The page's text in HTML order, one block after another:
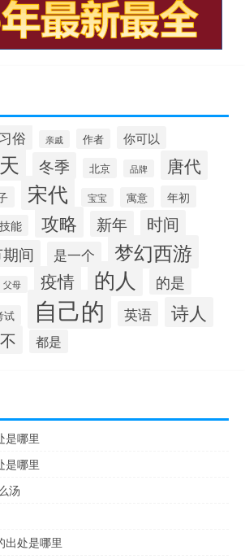
习俗 亲戚 作者 你可以
冬季 北京 品牌 唐代
宋代 宝宝 寓意 年初
技能 攻略 新年 时间
间 是一个 梦幻西游
父母 疫情 的人 的是
试 自己的 英语 诗人
都是
是哪里
是哪里
汤
出处是哪里